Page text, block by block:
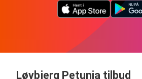
Løvbjerg Petunia tilbud